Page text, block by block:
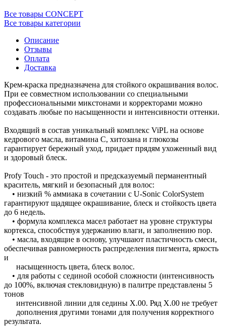
Все товары CONCEPT
Все товары категории
Описание
Отзывы
Оплата
Доставка
Крем-краска предназначена для стойкого окрашивания волос.
При ее совместном использовании со специальными
профессиональными микстонами и корректорами можно
создавать любые по насыщенности и интенсивности оттенки.
Входящий в состав уникальный комплекс ViPL на основе
кедрового масла, витамина C, хитозана и глюкозы
гарантирует бережный уход, придает прядям ухоженный вид
и здоровый блеск.
Profy Touch - это простой и предсказуемый перманентный
краситель, мягкий и безопасный для волос:
• низкий % аммиака в сочетании с U-Sonic ColorSystem
гарантируют щадящее окрашивание, блеск и стойкость цвета
до 6 недель.
• формула комплекса масел работает на уровне структуры
кортекса, способствуя удержанию влаги, и заполнению пор.
• масла, входящие в основу, улучшают пластичность смеси,
обеспечивая равномерность распределения пигмента, яркость
и
насыщенность цвета, блеск волос.
• для работы с сединой особой сложности (интенсивность
до 100%, включая стекловидную) в палитре представлены 5
тонов
интенсивной линии для седины Х.00. Ряд Х.00 не требует
дополнения другими тонами для получения корректного
результата.